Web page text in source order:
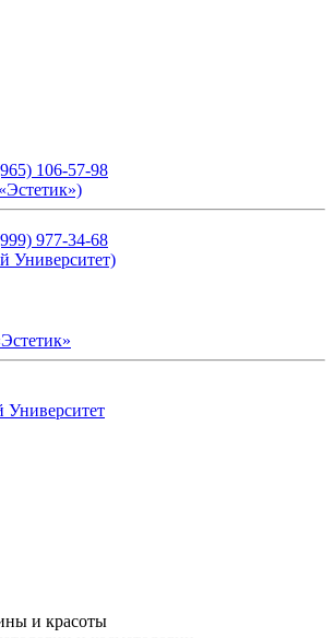
106-57-98
977-34-68
Университет)
Университет
и красоты